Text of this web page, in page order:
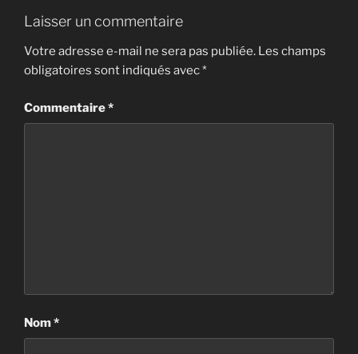
Laisser un commentaire
Votre adresse e-mail ne sera pas publiée. Les champs
obligatoires sont indiqués avec*
Commentaire*
Nom*